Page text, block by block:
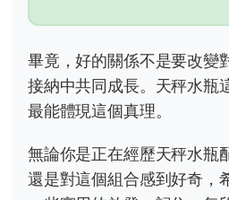
畢竟，好的關係不是要改變
接納中共同成長。天秤水瓶
最能體現這個真理。
無論你是正在經歷天秤水瓶
還是對這個組合感到好奇，